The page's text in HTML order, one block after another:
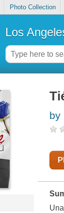
Photo Collection
Los
by